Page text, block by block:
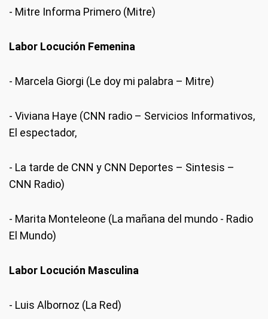
- Mitre Informa Primero (Mitre)
Labor Locución Femenina
- Marcela Giorgi (Le doy mi palabra – Mitre)
- Viviana Haye (CNN radio – Servicios Informativos,
El espectador,
- La tarde de CNN y CNN Deportes – Sintesis –
CNN Radio)
- Marita Monteleone (La mañana del mundo - Radio
El Mundo)
Labor Locución Masculina
- Luis Albornoz (La Red)